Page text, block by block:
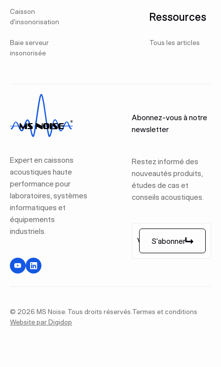
Caisson
d'insonorisation
Baie serveur
insonorisée
Ressources
Tous les articles
Expert en caissons
acoustiques haute
performance pour
laboratoires, systèmes
informatiques et
équipements
industriels.
Abonnez-vous à notre
newsletter
Restez informé des
nouveautés produits,
études de cas et
conseils acoustiques.
S'abonner
S'abonner
© 2026 MS Noise. Tous droits réservés.Termes et conditions
Website par Digidop